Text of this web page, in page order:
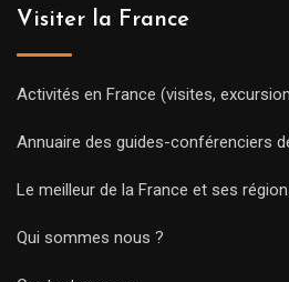
Visiter la France
Activités en France (visites,
Annuaire des guides-conférenciers
Le meilleur de la France et ses
Qui sommes nous ?